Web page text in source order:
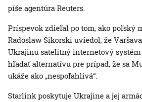
píše agentúra Reuters.
Príspevok zdieľal po tom, ako poľský
Radoslaw Sikorski uviedol, že
Ukrajinu satelitný internetový
hľadať alternatívu pre prípad, že sa
ukáže ako „nespoľahlivá“.
Starlink poskytuje Ukrajine a jej